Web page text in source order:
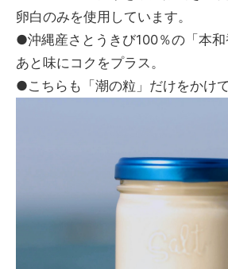
卵白のみを使用しています。
●沖縄産さとうきび100％の「本和
あと味にコクをプラス。
●こちらも「潮の粒」だけをかけて